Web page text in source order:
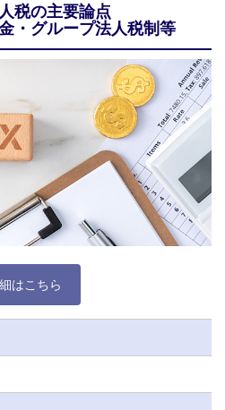
税の主要論点
・グループ法人税制等
はこちら